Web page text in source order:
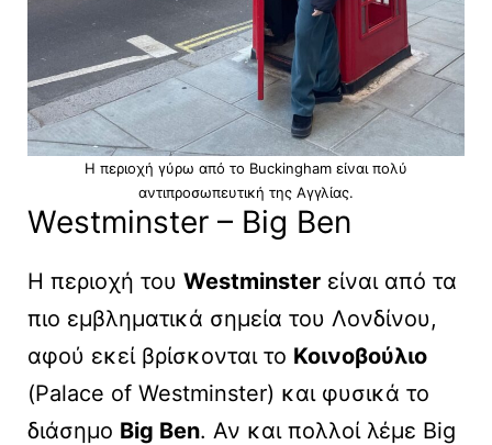
H περιοχή γύρω από το Buckingham είναι πολύ
αντιπροσωπευτική της Αγγλίας.
Westminster – Big Ben
Η περιοχή του Westminster είναι από τα
πιο εμβληματικά σημεία του Λονδίνου,
αφού εκεί βρίσκονται το Κοινοβούλιο
(Palace of Westminster) και φυσικά το
διάσημο Big Ben. Αν και πολλοί λέμε Big